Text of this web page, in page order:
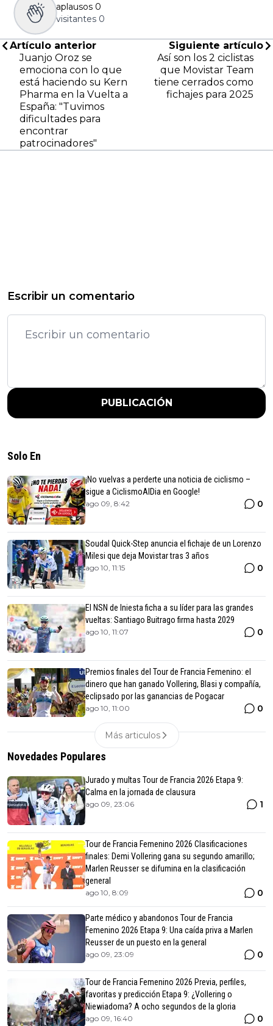
aplausos 0
visitantes 0
Artículo anterior
Juanjo Oroz se
emociona con lo que
está haciendo su Kern
Pharma en la Vuelta a
España: "Tuvimos
dificultades para
encontrar
patrocinadores"
Siguiente artículo
Así son los 2 ciclistas
que Movistar Team
tiene cerrados como
fichajes para 2025
Escribir un comentario
PUBLICACIÓN
Solo En
¡No vuelvas a perderte una noticia de ciclismo –
sigue a CiclismoAlDia en Google!
ago 09, 8:42 0
Soudal Quick-Step anuncia el fichaje de un Lorenzo
Milesi que deja Movistar tras 3 años
ago 10, 11:15 0
El NSN de Iniesta ficha a su líder para las grandes
vueltas: Santiago Buitrago firma hasta 2029
ago 10, 11:07 0
Premios finales del Tour de Francia Femenino: el
dinero que han ganado Vollering, Blasi y compañía,
eclipsado por las ganancias de Pogacar
ago 10, 11:00 0
Más articulos
Novedades Populares
Jurado y multas Tour de Francia 2026 Etapa 9:
Calma en la jornada de clausura
ago 09, 23:06 1
Tour de Francia Femenino 2026 Clasificaciones
finales: Demi Vollering gana su segundo amarillo;
Marlen Reusser se difumina en la clasificación
general
ago 10, 8:09 0
Parte médico y abandonos Tour de Francia
Femenino 2026 Etapa 9: Una caída priva a Marlen
Reusser de un puesto en la general
ago 09, 23:09 0
Tour de Francia Femenino 2026 Previa, perfiles,
favoritas y predicción Etapa 9: ¿Vollering o
Niewiadoma? A ocho segundos de la gloria
ago 09, 16:40 0